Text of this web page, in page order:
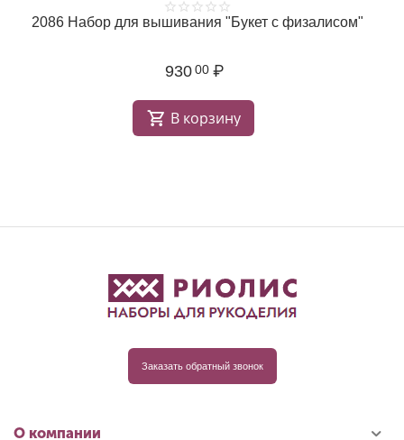
2086 Набор для вышивания "Букет с физалисом"
930 00 ₽
В корзину
Заказать обратный звонок
О компании